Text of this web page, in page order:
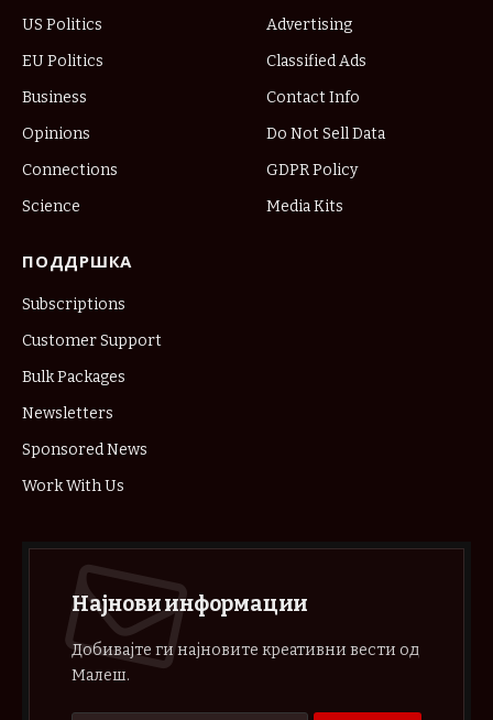
US Politics
EU Politics
Business
Opinions
Connections
Science
Advertising
Classified Ads
Contact Info
Do Not Sell Data
GDPR Policy
Media Kits
ПОДДРШКА
Subscriptions
Customer Support
Bulk Packages
Newsletters
Sponsored News
Work With Us
Најнови информации
Добивајте ги најновите креативни вести од
Малеш.